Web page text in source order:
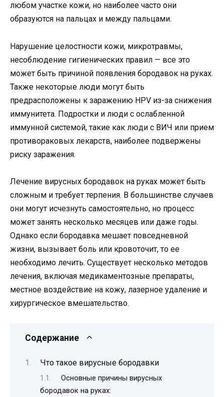
любом участке кожи, но наиболее часто они
образуются на пальцах и между пальцами.
Нарушение целостности кожи, микротравмы,
несоблюдение гигиенических правил — все это
может быть причиной появления бородавок на руках.
Также некоторые люди могут быть
предрасположены к заражению HPV из-за снижения
иммунитета. Подростки и люди с ослабленной
иммунной системой, такие как люди с ВИЧ или прием
противораковых лекарств, наиболее подвержены
риску заражения.
Лечение вирусных бородавок на руках может быть
сложным и требует терпения. В большинстве случаев
они могут исчезнуть самостоятельно, но процесс
может занять несколько месяцев или даже годы.
Однако если бородавка мешает повседневной
жизни, вызывает боль или кровоточит, то ее
необходимо лечить. Существует несколько методов
лечения, включая медикаментозные препараты,
местное воздействие на кожу, лазерное удаление и
хирургическое вмешательство.
Содержание
Что такое вирусные бородавки
Основные причины вирусных
бородавок на руках: